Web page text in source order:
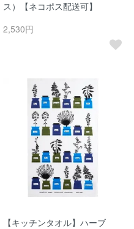
ス）【ネコポス配送可】
2,530円
【キッチンタオル】ハーブ